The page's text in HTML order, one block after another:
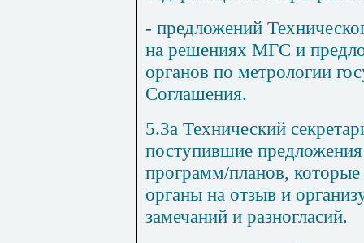
- предложений
на решениях МГС и
органов по метрологии
Соглашения.
5.3а Технический
поступившие
программ/планов,
органы на отзыв и
замечаний и разногласий.